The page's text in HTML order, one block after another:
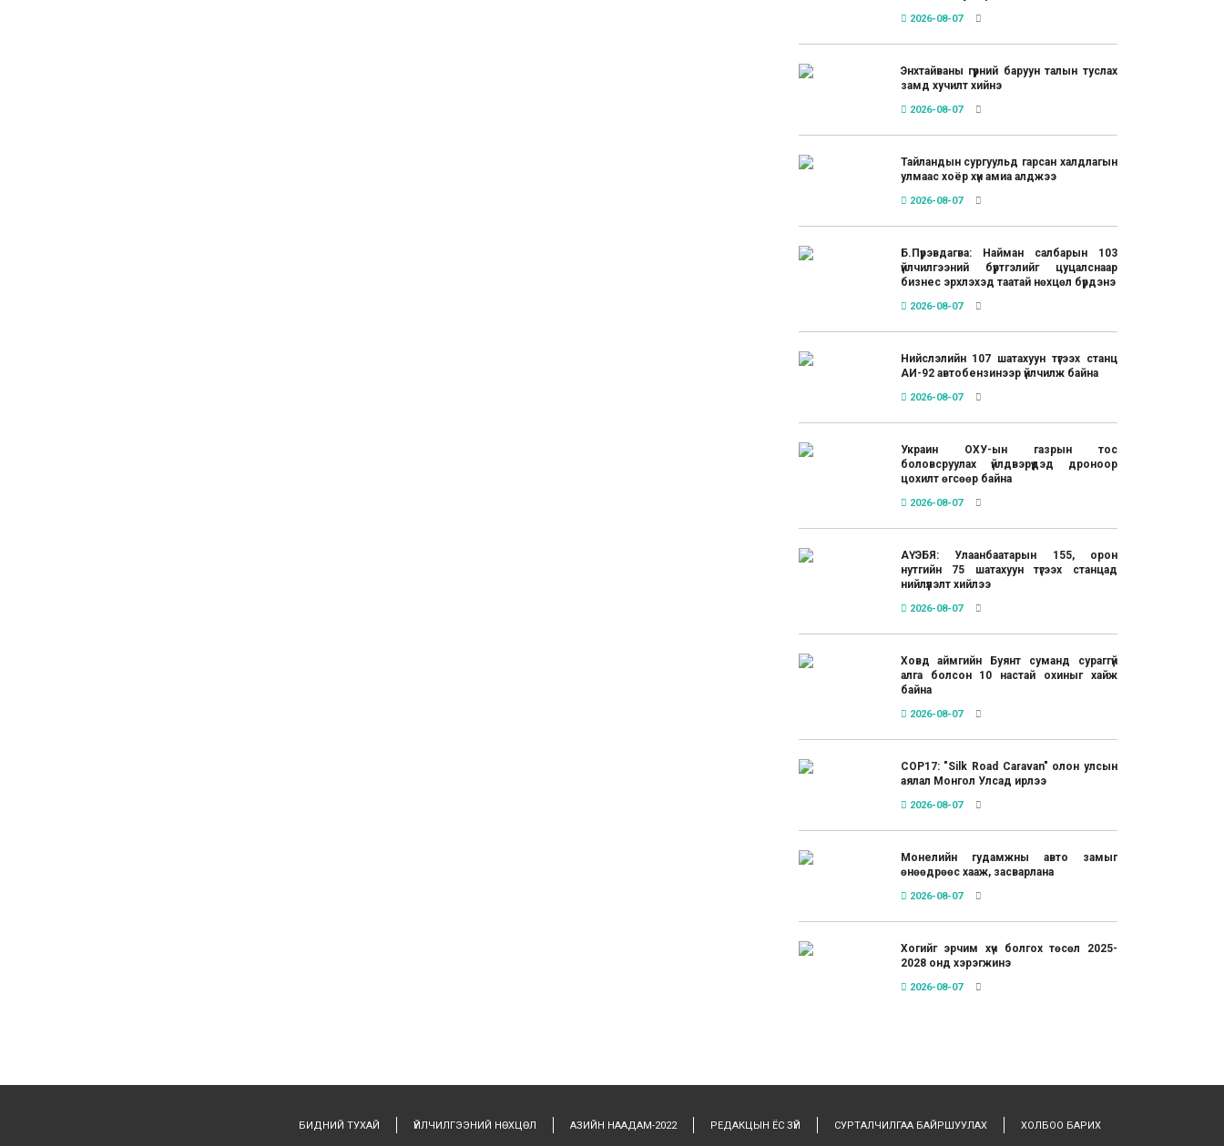
2026-08-07
Энхтайваны гүүрний баруун талын туслах
замд хучилт хийнэ
2026-08-07
Тайландын сургуульд гарсан халдлагын
улмаас хоёр хүн амиа алджээ
2026-08-07
Б.Пүрэвдагва: Найман салбарын 103
үйлчилгээний бүртгэлийг цуцалснаар
бизнес эрхлэхэд таатай нөхцөл бүрдэнэ
2026-08-07
Нийслэлийн 107 шатахуун түгээх станц
АИ-92 автобензинээр үйлчилж байна
2026-08-07
Украин ОХУ-ын газрын тос
боловсруулах үйлдвэрүүдэд дроноор
цохилт өгсөөр байна
2026-08-07
АҮЭБЯ: Улаанбаатарын 155, орон
нутгийн 75 шатахуун түгээх станцад
нийлүүлэлт хийлээ
2026-08-07
Ховд аймгийн Буянт суманд сураггүй
алга болсон 10 настай охиныг хайж
байна
2026-08-07
COP17: "Silk Road Caravan" олон улсын
аялал Монгол Улсад ирлээ
2026-08-07
Монелийн гудамжны авто замыг
өнөөдрөөс хааж, засварлана
2026-08-07
Хогийг эрчим хүч болгох төсөл 2025-
2028 онд хэрэгжинэ
2026-08-07
БИДНИЙ ТУХАЙ ҮЙЛЧИЛГЭЭНИЙ НӨХЦӨЛ АЗИЙН НААДАМ-2022 РЕДАКЦЫН ЁС ЗҮЙ СУРТАЛЧИЛГАА БАЙРШУУЛАХ ХОЛБОО БАРИХ